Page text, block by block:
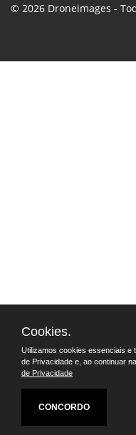
© 2026 Droneimages -
Cookies.
Utilizamos cookies essenciais e
de Privacidade e, ao continuar
de Privacidade
CONCORDO